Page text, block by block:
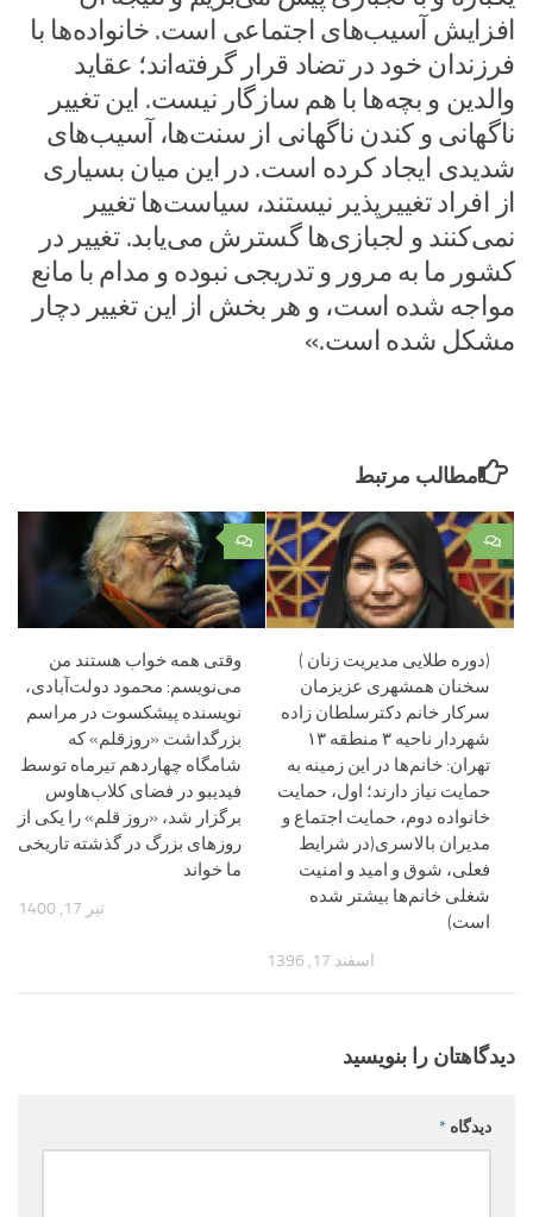
افزایش آسیب‌های اجتماعی است. خانواده‌ها با
فرزندان خود در تضاد قرار گرفته‌اند؛ عقاید
والدین و بچه‌ها با هم سازگار نیست. این تغییر
ناگهانی و کندن ناگهانی از سنت‌ها، آسیب‌های
شدیدی ایجاد کرده است. در این میان بسیاری
از افراد تغییرپذیر نیستند، سیاست‌ها تغییر
نمی‌کنند و لجبازی‌ها گسترش می‌یابد. تغییر در
کشور ما به مرور و تدریجی نبوده و مدام با مانع
مواجه شده است، و هر بخش از این تغییر دچار
مشکل شده است.»
مطالب مرتبط
۰
وقتی همه خواب هستند من
می‌نویسم: محمود دولت‌آبادی،
نویسنده پیشکسوت در مراسم
بزرگداشت «روزقلم» که
شامگاه چهاردهم تیرماه توسط
فیدیبو در فضای کلاب‌هاوس
برگزار شد، «روز قلم» را یکی از
روزهای بزرگ در گذشته تاریخی
ما خواند
تیر 17, 1400
۰
(دوره طلایی مدیریت زنان )
سخنان همشهری عزیزمان
سرکار خانم دکترسلطان زاده
شهردار ناحیه ۳ منطقه ۱۳
تهران: خانم‌ها در این زمینه به
حمایت نیاز دارند؛ اول، حمایت
خانواده دوم، حمایت اجتماع و
مدیران بالاسری(در شرایط
فعلی، شوق و امید و امنیت
شغلی خانم‌ها بیشتر شده
است)
اسفند 17, 1396
دیدگاهتان را بنویسید
دیدگاه *